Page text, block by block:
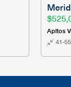
Apitos V
41-